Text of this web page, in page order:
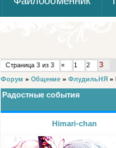
Страница 3из 3 « 1 2 3
Форум » Общение » ФлудильНЯ »
Радостные события
Himari-chan